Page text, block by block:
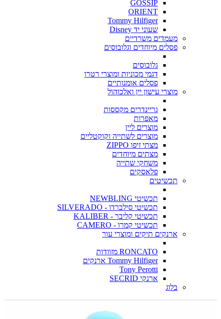
GOSSIP
ORIENT
Tommy Hilfiger
שעוני יד Disney
מעמדים משרדיים
פסלים מיוחדים וגלובוסים
גלובוסים
דגמי מכוניות ומוצרי רטרו
פסלים אומנותיים
מוצרי עישון יין ואלכוהול
גריינדרים מקססות
מאפרות
מוצרים ליין
מוצרים לשתייה וקוקטליים
מצתי זיפו ZIPPO
מצתים מיוחדים
משחקי שתייה
פלאסקים
תכשיטים
תכשיטי NEWBLING
תכשיטי סילברדו - SILVERADO
תכשיטי קליבר - KALIBER
תכשיטי קמרו - CAMERO
ארנקים תיקים ומוצרי עור
RONCATO מזוודות
Tommy Hilfiger ארנקים
Tony Perotti
ארנקי SECRID
בלוג